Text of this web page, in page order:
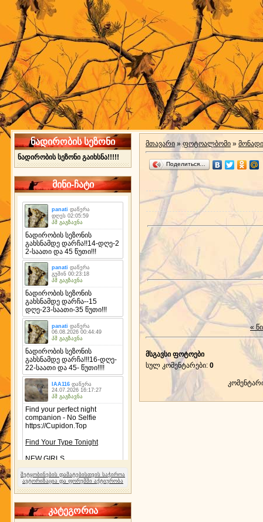
ნადირობის სეზონი
ნადირობის სეზონი გაიხსნა!!!!!
მინი-ჩატი
შეტყობინების დამატებისთვის საჭიროა
ავტორიზაცია და ფორუმში აქტიურობა
კატეგორია
მთავარი » ფოტოალბომი »
Поделиться…
«
მსგავსი ფოტოები
სულ კომენტარები: 0